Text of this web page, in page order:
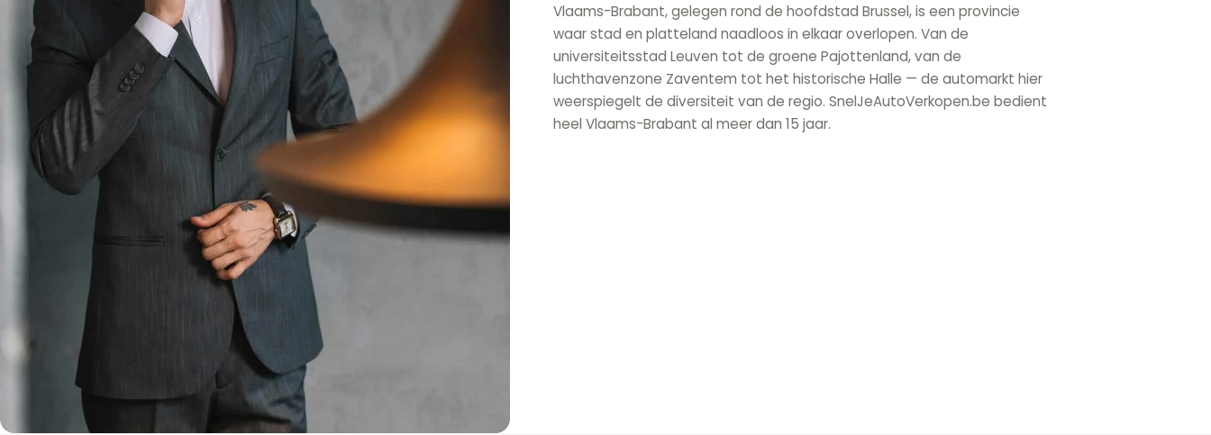
Vlaams-Brabant, gelegen rond de hoofdstad Brussel, is een provincie
waar stad en platteland naadloos in elkaar overlopen. Van de
universiteitsstad Leuven tot de groene Pajottenland, van de
luchthavenzone Zaventem tot het historische Halle — de automarkt hier
weerspiegelt de diversiteit van de regio. SnelJeAutoVerkopen.be bedient
heel Vlaams-Brabant al meer dan 15 jaar.